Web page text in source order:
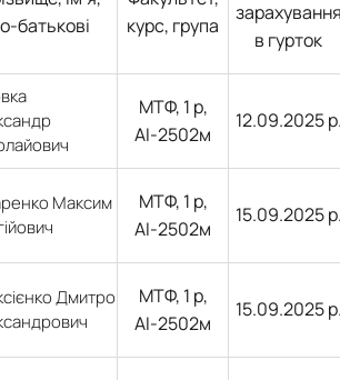
батькові
курс, група
в гурток
МТФ, 1 р,
АІ-2502м
12.09.2025
Максим
МТФ, 1 р,
АІ-2502м
15.09.2025
Дмитро
МТФ, 1 р,
АІ-2502м
15.09.2025